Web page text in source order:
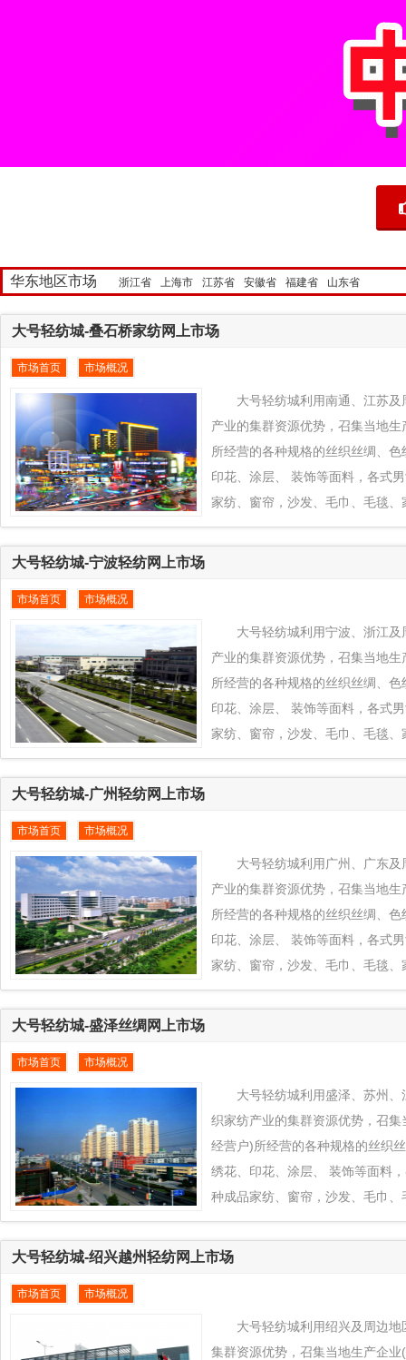
华东地区市场 浙江省 上海市 江苏省 安徽省 福建省 山东省
大号轻纺城-叠石桥家纺网上市场
市场首页 市场概况
大号轻纺城利用南通、江苏
产业的集群资源优势，召集当地
所经营的各种规格的丝织丝绸、
印花、涂层、 装饰等面料，各式
家纺、窗帘，沙发、毛巾、毛毯、
接到全球纺织品交易平台
全球新型市场， 把当地所有优质
纺城推向全球各地区销售，同时
大号轻纺城-宁波轻纺网上市场
市场首页 市场概况
大号轻纺城利用宁波、浙江
产业的集群资源优势，召集当地
所经营的各种规格的丝织丝绸、
印花、涂层、 装饰等面料，各式
家纺、窗帘，沙发、毛巾、毛毯、
接到全球纺织品交易平台
全球新型市场， 把当地所有优质
纺城推向全球各地区销售，同时
大号轻纺城-广州轻纺网上市场
市场首页 市场概况
大号轻纺城利用广州、广东
产业的集群资源优势，召集当地
所经营的各种规格的丝织丝绸、
印花、涂层、 装饰等面料，各式
家纺、窗帘，沙发、毛巾、毛毯、
接到全球纺织品交易平台
全球新型市场， 把当地所有优质
纺城推向全球各地区销售，同时
大号轻纺城-盛泽丝绸网上市场
市场首页 市场概况
大号轻纺城利用盛泽、苏州
织家纺产业的集群资源优势，召
经营户)所经营的各种规格的丝织
绣花、印花、涂层、 装饰等面料
种成品家纺、窗帘，沙发、毛巾、
织品对接到全球纺织品交易平台
纺城平台上来， 通过大号轻纺城
周边地区纺织业凸拓全球新型市
纺织产品通过大号轻纺城推向全
大号轻纺城-绍兴越州轻纺网上市场
市场首页 市场概况
大号轻纺城利用绍兴及周边
集群资源优势，召集当地生产企